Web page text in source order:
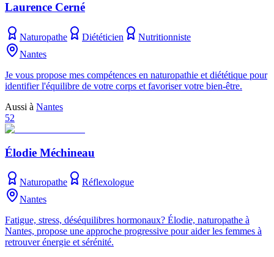
Laurence Cerné
Naturopathe Diététicien
Nutritionniste
Nantes
Je vous propose mes compétences en naturopathie et diététique pour
identifier l'équilibre de votre corps et favoriser votre bien-être.
Aussi à Nantes
52
Élodie Méchineau
Naturopathe
Réflexologue
Nantes
Fatigue, stress, déséquilibres hormonaux? Élodie, naturopathe à
Nantes, propose une approche progressive pour aider les femmes à
retrouver énergie et sérénité.